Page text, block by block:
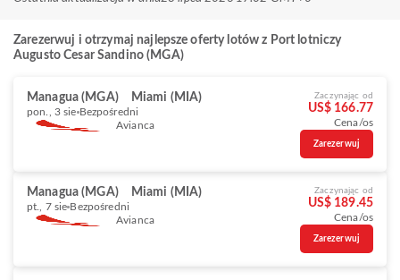
Zarezerwuj i otrzymaj najlepsze oferty lotów z Port lotniczy
Augusto Cesar Sandino (MGA)
Managua (MGA) Miami (MIA)
pon., 3 sie Bezpośredni
Avianca
Zaczynając od
US$ 166.77
Cena/os
Zarezerwuj
Managua (MGA) Miami (MIA)
pt., 7 sie Bezpośredni
Avianca
Zaczynając od
US$ 189.45
Cena/os
Zarezerwuj